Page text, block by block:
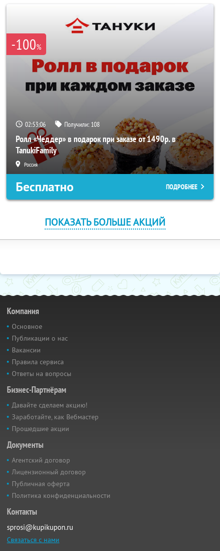
-100%
02:53:06 Получили: 108
Ролл «Чеддер» в подарок при заказе от 1490р. в
TanukiFamily
Россия
Бесплатно ПОДРОБНЕЕ
ПОКАЗАТЬ БОЛЬШЕ АКЦИЙ
Компания
Основное
Публикации о нас
Вакансии
Правила сервиса
Ответы на вопросы
Бизнес-Партнёрам
Давайте сделаем акцию!
Заработайте, как Вебмастер
Прошедшие акции
Документы
Агентский договор
Лицензионный договор
Публичная оферта
Политика конфиденциальности
Контакты
sprosi@kupikupon.ru
Связаться с нами